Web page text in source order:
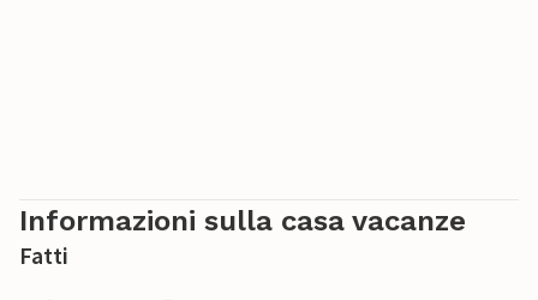
Informazioni sulla casa vacanze
Fatti